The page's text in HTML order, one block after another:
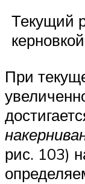
Текущий
При
рис. 103)